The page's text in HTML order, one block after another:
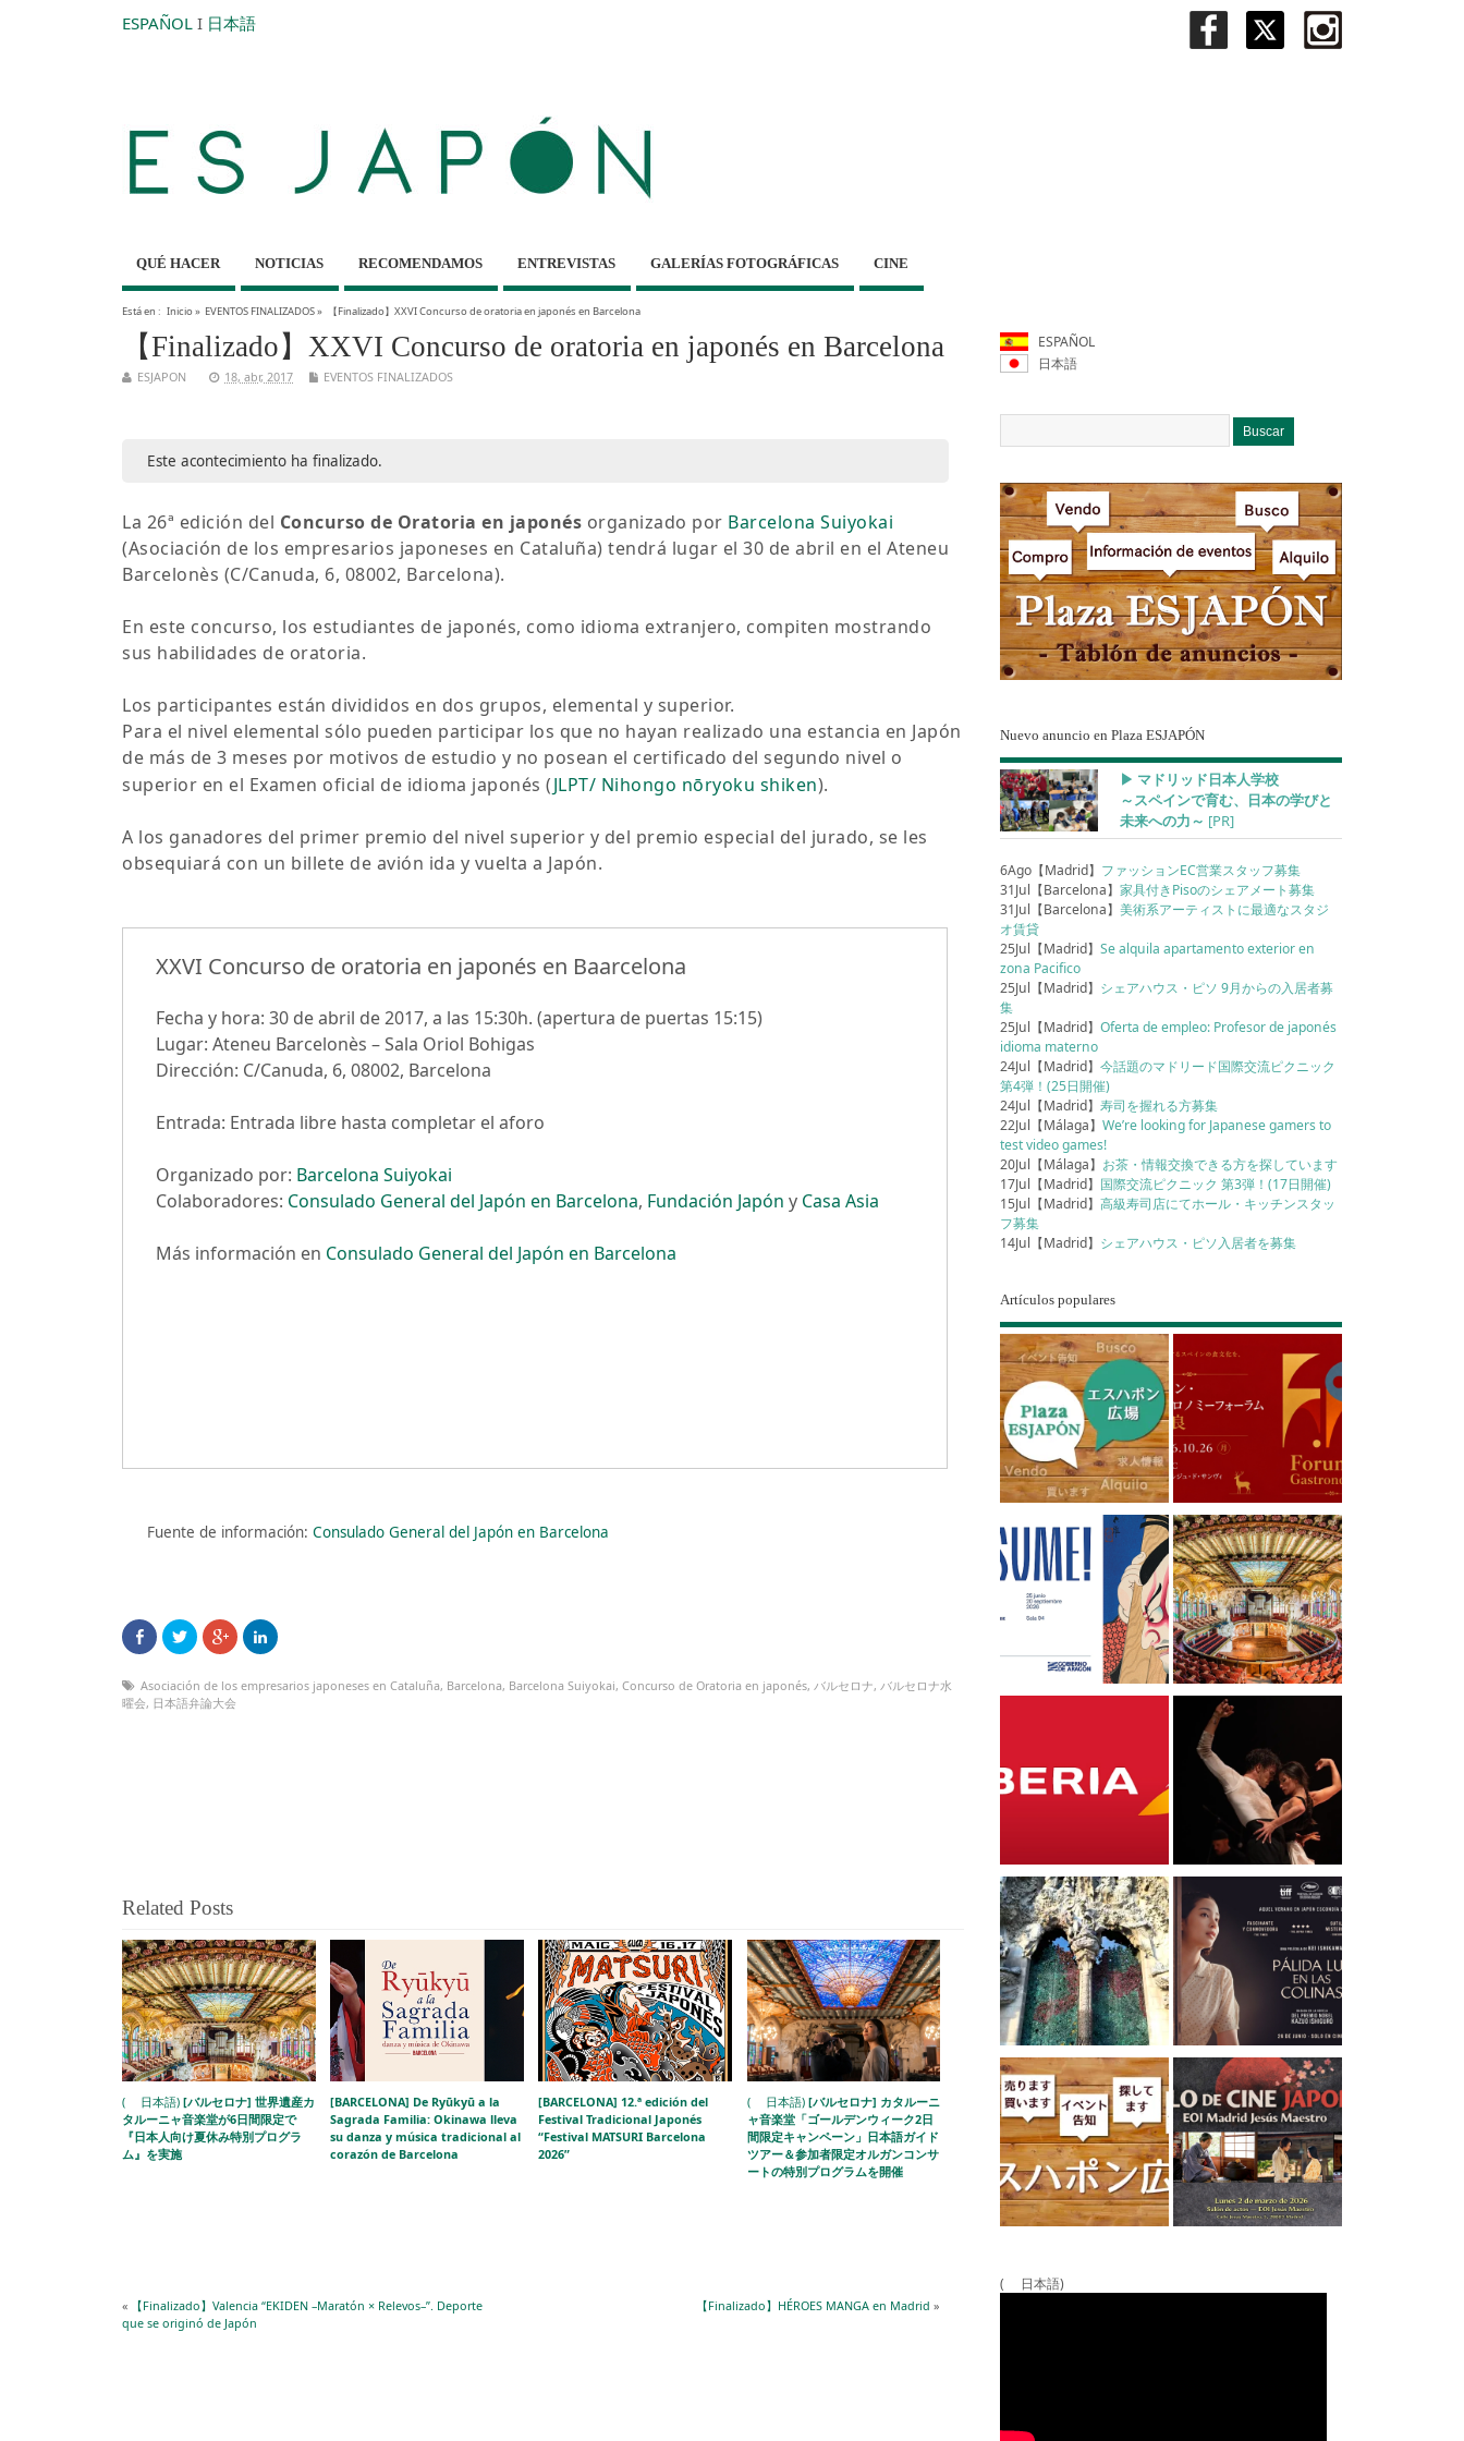
ESPAÑOL I 日本語
QUÉ HACER NOTICIAS RECOMENDAMOS ENTREVISTAS GALERÍAS FOTOGRÁFICAS CINE
Está en : Inicio» EVENTOS FINALIZADOS» 【Finalizado】XXVI Concurso de oratoria en japonés en Barcelona
【Finalizado】XXVI Concurso de oratoria en japonés en Barcelona
ESJAPON 18, abr, 2017 EVENTOS FINALIZADOS
Este acontecimiento ha finalizado.
La 26ª edición del Concurso de Oratoria en japonés organizado por Barcelona Suiyokai
(Asociación de los empresarios japoneses en Cataluña) tendrá lugar el 30 de abril en el Ateneu
Barcelonès (C/Canuda, 6, 08002, Barcelona).
En este concurso, los estudiantes de japonés, como idioma extranjero, compiten mostrando
sus habilidades de oratoria.
Los participantes están divididos en dos grupos, elemental y superior.
Para el nivel elemental sólo pueden participar los que no hayan realizado una estancia en Japón
de más de 3 meses por motivos de estudio y no posean el certificado del segundo nivel o
superior en el Examen oficial de idioma japonés (JLPT/ Nihongo nōryoku shiken).
A los ganadores del primer premio del nivel superior y del premio especial del jurado, se les
obsequiará con un billete de avión ida y vuelta a Japón.
XXVI Concurso de oratoria en japonés en Baarcelona
Fecha y hora: 30 de abril de 2017, a las 15:30h. (apertura de puertas 15:15)
Lugar: Ateneu Barcelonès – Sala Oriol Bohigas
Dirección: C/Canuda, 6, 08002, Barcelona
Entrada: Entrada libre hasta completar el aforo
Organizado por: Barcelona Suiyokai
Colaboradores: Consulado General del Japón en Barcelona, Fundación Japón y Casa Asia
Más información en Consulado General del Japón en Barcelona
Fuente de información: Consulado General del Japón en Barcelona
Asociación de los empresarios japoneses en Cataluña, Barcelona, Barcelona Suiyokai, Concurso de Oratoria en japonés, バルセロナ, バルセロナ水
曜会, 日本語弁論大会
Related Posts
( 日本語) [バルセロナ] 世界遺産カ
タルーニャ音楽堂が6日間限定で
『日本人向け夏休み特別プログラ
ム』を実施
[BARCELONA] De Ryūkyū a la
Sagrada Familia: Okinawa lleva
su danza y música tradicional al
corazón de Barcelona
[BARCELONA] 12.ª edición del
Festival Tradicional Japonés
“Festival MATSURI Barcelona
2026”
( 日本語) [バルセロナ] カタルーニ
ャ音楽堂「ゴールデンウィーク2日
間限定キャンペーン」日本語ガイド
ツアー＆参加者限定オルガンコンサ
ートの特別プログラムを開催
« 【Finalizado】Valencia “EKIDEN –Maratón × Relevos–”. Deporte
que se originó de Japón
【Finalizado】HÉROES MANGA en Madrid »
ESPAÑOL
日本語
Nuevo anuncio en Plaza ESJAPÓN
▶︎ マドリッド日本人学校
～スペインで育む、日本の学びと
未来への力～ [PR]
6Ago【Madrid】 ファッションEC営業スタッフ募集
31Jul【Barcelona】家具付きPisoのシェアメート募集
31Jul【Barcelona】美術系アーティストに最適なスタジ
オ賃貸
25Jul【Madrid】Se alquila apartamento exterior en
zona Pacifico
25Jul【Madrid】 シェアハウス・ピソ 9月からの入居者募
集
25Jul【Madrid】Oferta de empleo: Profesor de japonés
idioma materno
24Jul【Madrid】今話題のマドリード国際交流ピクニック
第4弾！(25日開催)
24Jul【Madrid】寿司を握れる方募集
22Jul【Málaga】We’re looking for Japanese gamers to
test video games!
20Jul【Málaga】 お茶・情報交換できる方を探しています
17Jul【Madrid】 国際交流ピクニック 第3弾！(17日開催)
15Jul【Madrid】高級寿司店にてホール・キッチンスタッ
フ募集
14Jul【Madrid】 シェアハウス・ピソ入居者を募集
Artículos populares
( 日本語)